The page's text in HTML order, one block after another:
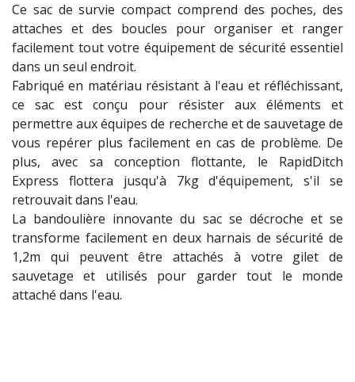
Ce sac de survie compact comprend des poches, des
attaches et des boucles pour organiser et ranger
facilement tout votre équipement de sécurité essentiel
dans un seul endroit.
Fabriqué en matériau résistant à l'eau et réfléchissant,
ce sac est conçu pour résister aux éléments et
permettre aux équipes de recherche et de sauvetage de
vous repérer plus facilement en cas de problème. De
plus, avec sa conception flottante, le RapidDitch
Express flottera jusqu'à 7kg d'équipement, s'il se
retrouvait dans l'eau.
La bandoulière innovante du sac se décroche et se
transforme facilement en deux harnais de sécurité de
1,2m qui peuvent être attachés à votre gilet de
sauvetage et utilisés pour garder tout le monde
attaché dans l'eau.